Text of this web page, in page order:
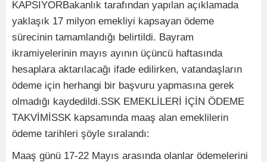
KAPSIYORBakanlık tarafından yapılan açıklamada
yaklaşık 17 milyon emekliyi kapsayan ödeme
sürecinin tamamlandığı belirtildi. Bayram
ikramiyelerinin mayıs ayının üçüncü haftasında
hesaplara aktarılacağı ifade edilirken, vatandaşların
ödeme için herhangi bir başvuru yapmasına gerek
olmadığı kaydedildi.SSK EMEKLİLERİ İÇİN ÖDEME
TAKVİMİSSK kapsamında maaş alan emeklilerin
ödeme tarihleri şöyle sıralandı:
Maaş günü 17-22 Mayıs arasında olanlar ödemelerini